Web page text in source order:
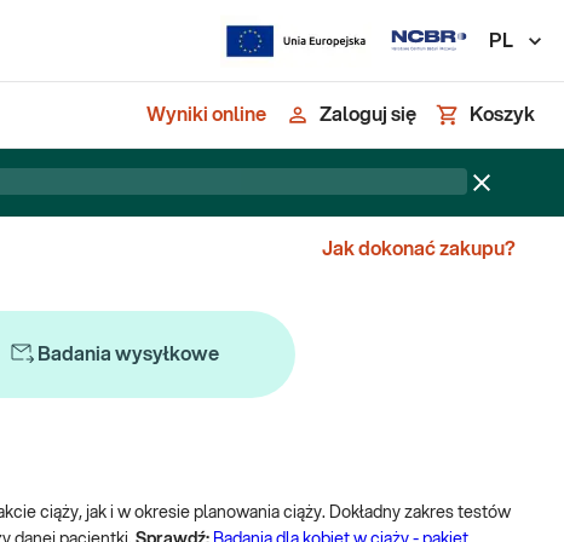
PL
Wyniki online Zaloguj się Koszyk
Jak dokonać zakupu?
Badania wysyłkowe
ciąży, jak i w okresie planowania ciąży. Dokładny zakres testów